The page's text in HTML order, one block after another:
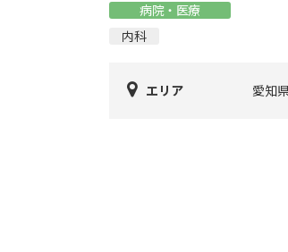
病院・医療
内科
エリア 愛知